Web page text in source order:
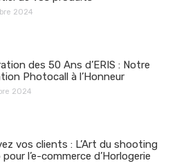
2024
des 50 Ans d’ERIS : Notre
Photocall à l’Honneur
2024
vos clients : L’Art du shooting
l’e-commerce d’Horlogerie